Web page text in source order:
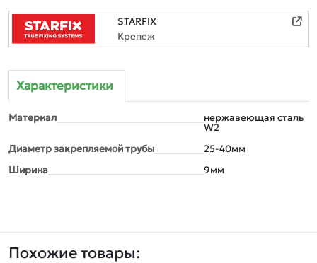
STARFIX
Крепеж
Характеристики
Материал
нержавеющая сталь
W2
Диаметр закрепляемой трубы
25-40мм
Ширина
9мм
Похожие товары: